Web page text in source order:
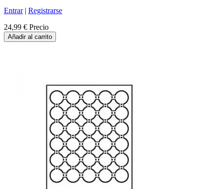
Entrar| Registrarse
24,99 € Precio
Añadir al carrito